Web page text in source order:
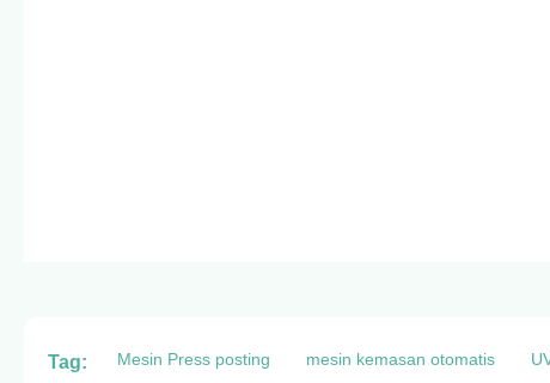
Tag: Mesin Press posting mesin kemasan otomatis